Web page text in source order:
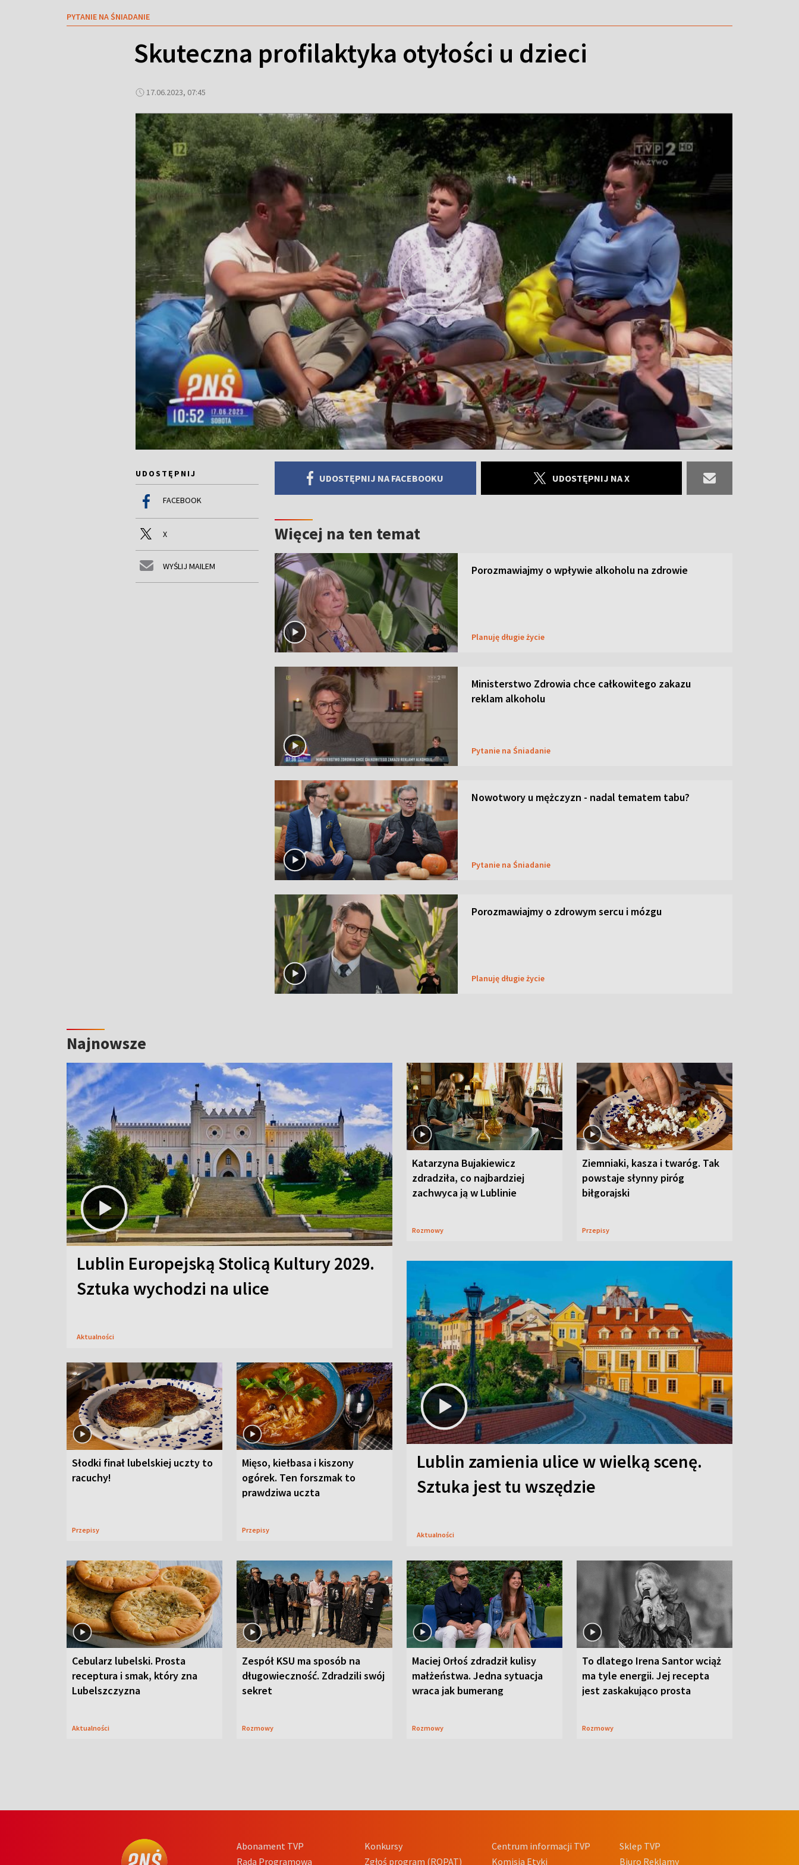
PYTANIE NA ŚNIADANIE
Skuteczna profilaktyka otyłości u dzieci
17.06.2023, 07:45
UDOSTĘPNIJ
FACEBOOK
X
WYŚLIJ MAILEM
UDOSTĘPNIJ NA FACEBOOKU UDOSTĘPNIJ NA X
Więcej na ten temat
Porozmawiajmy o wpływie alkoholu na zdrowie
Planuję długie życie
Ministerstwo Zdrowia chce całkowitego zakazu
reklam alkoholu
Pytanie na Śniadanie
Nowotwory u mężczyzn - nadal tematem tabu?
Pytanie na Śniadanie
Porozmawiajmy o zdrowym sercu i mózgu
Planuję długie życie
Najnowsze
Lublin Europejską Stolicą Kultury 2029.
Sztuka wychodzi na ulice
Aktualności
Katarzyna Bujakiewicz
zdradziła, co najbardziej
zachwyca ją w Lublinie
Rozmowy
Ziemniaki, kasza i twaróg. Tak
powstaje słynny piróg
biłgorajski
Przepisy
Słodki finał lubelskiej uczty to
racuchy!
Przepisy
Mięso, kiełbasa i kiszony
ogórek. Ten forszmak to
prawdziwa uczta
Przepisy
Lublin zamienia ulice w wielką scenę.
Sztuka jest tu wszędzie
Aktualności
Cebularz lubelski. Prosta
receptura i smak, który zna
Lubelszczyzna
Aktualności
Zespół KSU ma sposób na
długowieczność. Zdradzili swój
sekret
Rozmowy
Maciej Orłoś zdradził kulisy
małżeństwa. Jedna sytuacja
wraca jak bumerang
Rozmowy
To dlatego Irena Santor wciąż
ma tyle energii. Jej recepta
jest zaskakująco prosta
Rozmowy
Abonament TVP
Rada Programowa
Konkursy
Zgłoś program (ROPAT)
Centrum informacji TVP
Komisja Etyki
Sklep TVP
Biuro Reklamy